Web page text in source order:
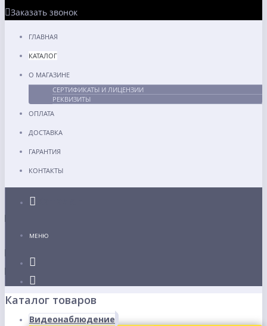
Заказать звонок
ГЛАВНАЯ
КАТАЛОГ
О МАГАЗИНЕ
СЕРТИФИКАТЫ И ЛИЦЕНЗИИ
РЕКВИЗИТЫ
ОПЛАТА
ДОСТАВКА
ГАРАНТИЯ
КОНТАКТЫ
МЕНЮ
Каталог товаров
Видеонаблюдение